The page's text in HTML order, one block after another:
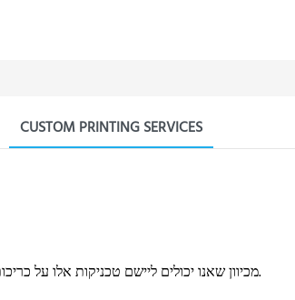
CUSTOM PRINTING SERVICES
מכיוון שאנו יכולים ליישם טכניקות אלו על כריכות בכריכה רכה או קשה, תוכלו להשתמש בהן בצורה מצוינת במגוון ז'אנרים.